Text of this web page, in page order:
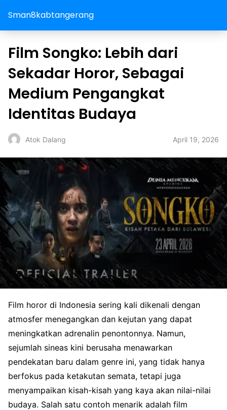
Sman8kabtangerang
Film Songko: Lebih dari
Sekadar Horor, Sebagai
Medium Pengangkat
Identitas Budaya
Atok Dalang April 19, 2026
Film horor di Indonesia sering kali dikenali dengan
atmosfer menegangkan dan kejutan yang dapat
meningkatkan adrenalin penontonnya. Namun,
sejumlah sineas kini berusaha menawarkan
pendekatan baru dalam genre ini, yang tidak hanya
berfokus pada ketakutan semata, tetapi juga
menyampaikan kisah-kisah yang kaya akan nilai-nilai
budaya. Salah satu contoh menarik adalah film